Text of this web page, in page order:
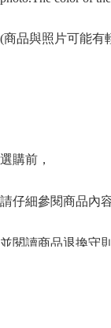
(商品與照片可能有
選購前，
請仔細參閱商品內容
並閱讀商品退換守則